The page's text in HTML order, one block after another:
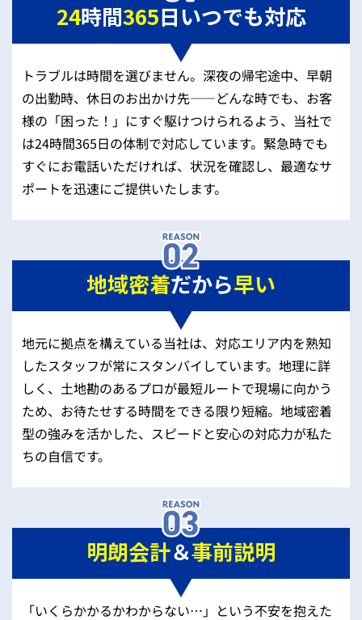
24時間365日いつでも対応
トラブルは時間を選びません。深夜の帰宅途中、早朝
の出勤時、休日のお出かけ先——どんな時でも、お客
様の「困った！」にすぐ駆けつけられるよう、当社で
は24時間365日の体制で対応しています。緊急時でも
すぐにお電話いただければ、状況を確認し、最適なサ
ポートを迅速にご提供いたします。
地域密着だから早い
地元に拠点を構えている当社は、対応エリア内を熟知
したスタッフが常にスタンバイしています。地理に詳
しく、土地勘のあるプロが最短ルートで現場に向かう
ため、お待たせする時間をできる限り短縮。地域密着
型の強みを活かした、スピードと安心の対応力が私た
ちの自信です。
明朗会計＆事前説明
「いくらかかるかわからない…」という不安を抱えた